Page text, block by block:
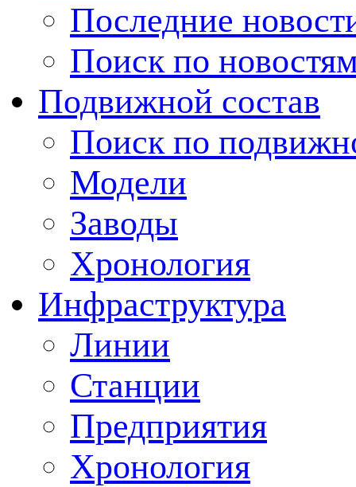
Последние
Поиск по
Подвижной состав
Поиск по
Модели
Заводы
Хронология
Инфраструктура
Линии
Станции
Предприятия
Хронология